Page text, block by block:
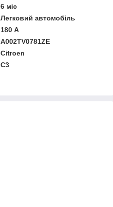
6 міс
Легковий автомобіль
180 А
A002TV0781ZE
Citroen
C3